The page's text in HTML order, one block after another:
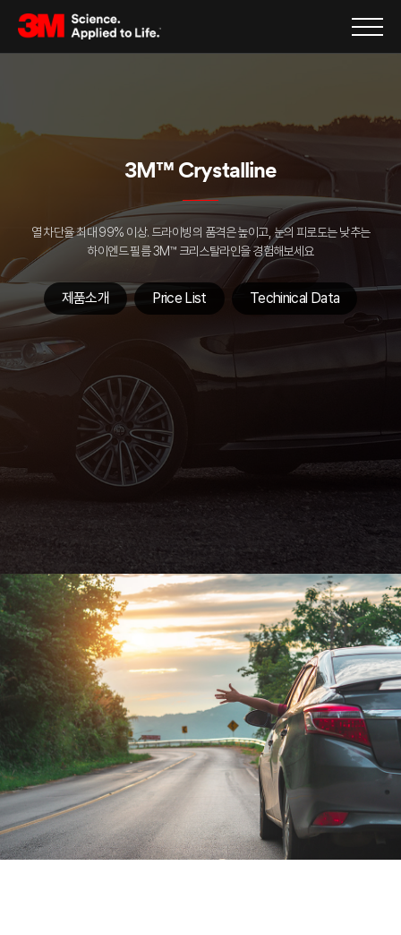
3M™ Crystalline
열 차단율 최대 99% 이상. 드라이빙의 품격은 높이고, 눈의 피로도는 낮추는
하이엔드 필름3M™ 크리스탈라인을 경험해보세요
제품소개 Price List Techinical Data